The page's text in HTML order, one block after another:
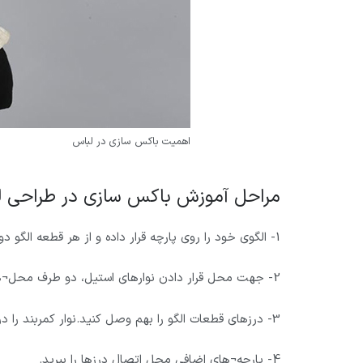
اهمیت باکس سازی در لباس
مراحل آموزش باکس سازی در طراحی
1- الگوی خود را روی پارچه قرار داده و از هر قطعه الگو دو برش تهیه کنید.
2- جهت محل قرار دادن نوارهای استیل، دو طرف محل¬های مورد نظر را بدوزید و کانال¬هایی را روی باکس ایجاد کنید.
3- درزهای قطعات الگو را بهم وصل کنید.نوار کمربند را در محل کمری باکس بدوزید.